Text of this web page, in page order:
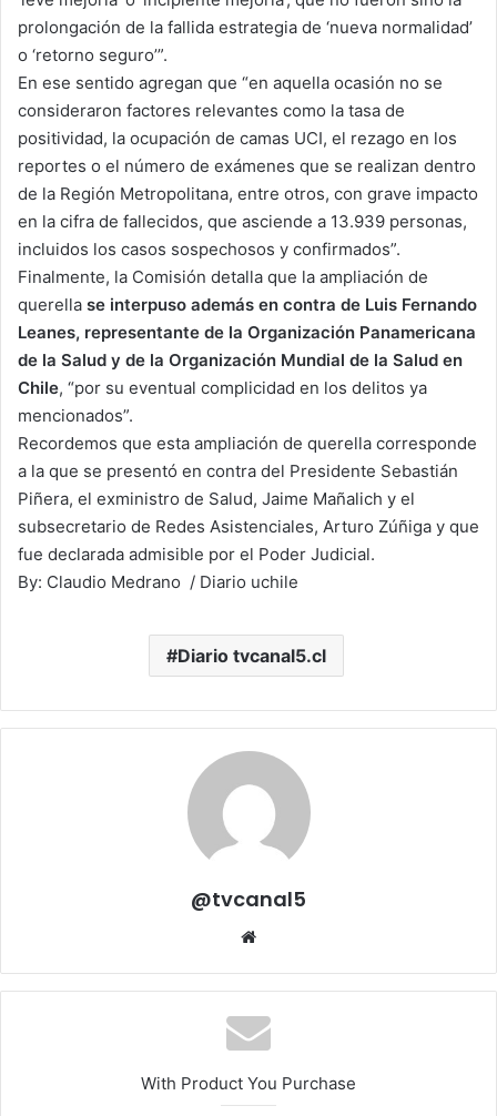
prolongación de la fallida estrategia de ‘nueva normalidad’
o ‘retorno seguro’”.
En ese sentido agregan que “en aquella ocasión no se
consideraron factores relevantes como la tasa de
positividad, la ocupación de camas UCI, el rezago en los
reportes o el número de exámenes que se realizan dentro
de la Región Metropolitana, entre otros, con grave impacto
en la cifra de fallecidos, que asciende a 13.939 personas,
incluidos los casos sospechosos y confirmados”.
Finalmente, la Comisión detalla que la ampliación de
querella se interpuso además en contra de Luis Fernando
Leanes, representante de la Organización Panamericana
de la Salud y de la Organización Mundial de la Salud en
Chile, “por su eventual complicidad en los delitos ya
mencionados”.
Recordemos que esta ampliación de querella corresponde
a la que se presentó en contra del Presidente Sebastián
Piñera, el exministro de Salud, Jaime Mañalich y el
subsecretario de Redes Asistenciales, Arturo Zúñiga y que
fue declarada admisible por el Poder Judicial.
By: Claudio Medrano / Diario uchile
Diario tvcanal5.cl
@tvcanal5
With Product You Purchase